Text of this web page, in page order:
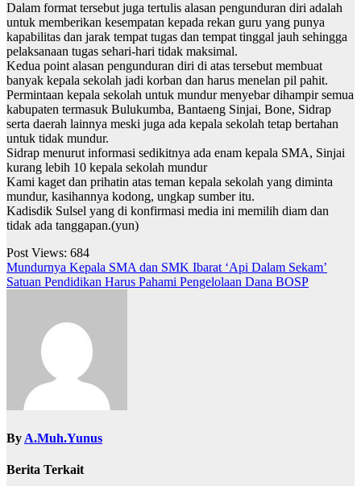
Dalam format tersebut juga tertulis alasan pengunduran diri adalah
untuk memberikan kesempatan kepada rekan guru yang punya
kapabilitas dan jarak tempat tugas dan tempat tinggal jauh sehingga
pelaksanaan tugas sehari-hari tidak maksimal.
Kedua point alasan pengunduran diri di atas tersebut membuat
banyak kepala sekolah jadi korban dan harus menelan pil pahit.
Permintaan kepala sekolah untuk mundur menyebar dihampir semua
kabupaten termasuk Bulukumba, Bantaeng Sinjai, Bone, Sidrap
serta daerah lainnya meski juga ada kepala sekolah tetap bertahan
untuk tidak mundur.
Sidrap menurut informasi sedikitnya ada enam kepala SMA, Sinjai
kurang lebih 10 kepala sekolah mundur
Kami kaget dan prihatin atas teman kepala sekolah yang diminta
mundur, kasihannya kodong, ungkap sumber itu.
Kadisdik Sulsel yang di konfirmasi media ini memilih diam dan
tidak ada tanggapan.(yun)
Post Views: 684
Navigasi
pos
Mundurnya Kepala SMA dan SMK Ibarat ‘Api Dalam Sekam’
Satuan Pendidikan Harus Pahami Pengelolaan Dana BOSP
By A.Muh.Yunus
Berita Terkait